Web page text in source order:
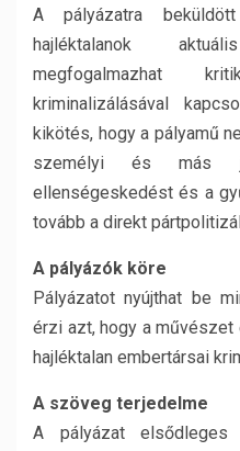
A pályázatra
hajléktalanok
megfogalmazhat
kriminalizálásával
kikötés, hogy a pályamű
személyi és más
ellenségeskedést és a
tovább a direkt
A pályázók köre
Pályázatot nyújthat be
érzi azt, hogy a
hajléktalan embertársai
A szöveg terjedelme
A pályázat